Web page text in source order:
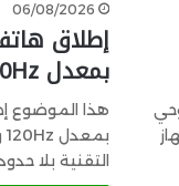
06/08/2026
بمعدل 120Hz وبطارية بسعة 7,050mAh
التقنية بلا